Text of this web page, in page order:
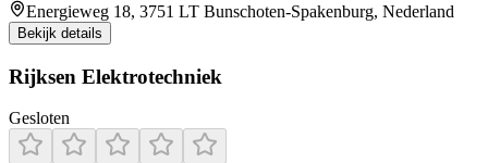
Energieweg 18, 3751 LT Bunschoten-Spakenburg, Nederland
Bekijk details
Rijksen Elektrotechniek
Gesloten